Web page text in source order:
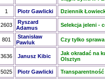
1 Piotr Gawlicki Dziennik
2603
Ryszard
Adamus
Selekcja jeleni -
801
Stanisław
Pawluk
Czy tylko
3636 Janusz Kibic
Jak okradać na
Olsztyn
5025 Piotr Gawlicki